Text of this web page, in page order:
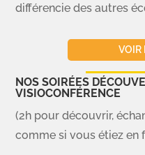
différencie des autres
VOIR
NOS SOIRÉES
VISIOCONFÉRENCE
(2h pour découvrir,
comme si vous étiez en